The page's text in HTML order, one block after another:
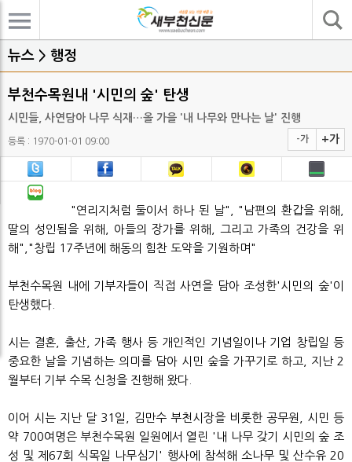
뉴스 > 행정
부천수목원내 '시민의 숲' 탄생
시민들, 사연담아 나무 식재…올 가을 '내 나무와 만나는 날' 진행
등록 : 1970-01-01 09:00 -가 +가
"연리지처럼 둘이서 하나 된 날", "남편의 환갑을 위해,
딸의 성인됨을 위해, 아들의 장가를 위해, 그리고 가족의 건강을 위
해","창립 17주년에 해동의 힘찬 도약을 기원하며"
부천수목원 내에 기부자들이 직접 사연을 담아 조성한'시민의 숲'이
탄생했다.
시는 결혼, 출산, 가족 행사 등 개인적인 기념일이나 기업 창립일 등
중요한 날을 기념하는 의미를 담아 시민 숲을 가꾸기로 하고, 지난 2
월부터 기부 수목 신청을 진행해 왔다.
이어 시는 지난 달 31일, 김만수 부천시장을 비롯한 공무원, 시민 등
약 700여명은 부천수목원 일원에서 열린 '내 나무 갖기 시민의 숲 조
성 및 제67회 식목일 나무심기' 행사에 참석해 소나무 및 산수유 20